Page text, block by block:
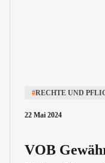
#RECHTE UND
22 Mai 2024
VOB